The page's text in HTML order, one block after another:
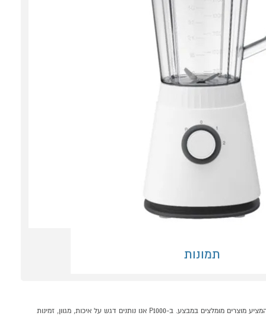
תמונות
בלנדר 1.5 ליטר דגם CH-1600W כרומקס CHROMEX לבן קונים אונליין בקטגוריית בלנדרים וקוצצים במחלקת מוצרי חשמל לבית בP1000 - אתר קניות ישראלי בטוח, משתלם ונוח המציע מוצרים מומלצים במבצע. ב-P1000 אנו נותנים דגש על איכות, מגוון, זמינות